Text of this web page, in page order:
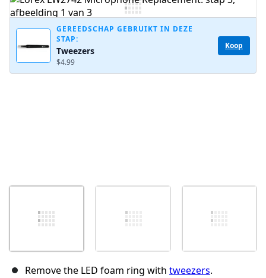
Voeg opmerking toe
Plaats opmerking
GEREEDSCHAP GEBRUIKT IN DEZE
STAP:
Tweezers
$4.99
Koop
Remove the LED foam ring with tweezers.